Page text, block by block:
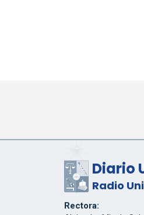
Diario
Radio
Rectora: